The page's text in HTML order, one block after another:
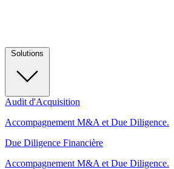
Audit d'Acquisition
Accompagnement M&A et Due Diligence.
Due Diligence Financière
Accompagnement M&A et Due Diligence.